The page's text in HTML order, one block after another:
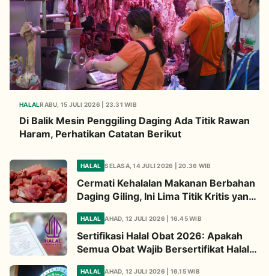
HALALRABU, 15 JULI 2026 | 23.31 WIB
Di Balik Mesin Penggiling Daging Ada Titik Rawan
Haram, Perhatikan Catatan Berikut
HALAL SELASA, 14 JULI 2026 | 20.36 WIB
Cermati Kehalalan Makanan Berbahan
Daging Giling, Ini Lima Titik Kritis yang
Wajib Diperhatikan
HALAL AHAD, 12 JULI 2026 | 16.45 WIB
Sertifikasi Halal Obat 2026: Apakah
Semua Obat Wajib Bersertifikat Halal?
Begini Penjelasannya
HALAL AHAD, 12 JULI 2026 | 16.15 WIB